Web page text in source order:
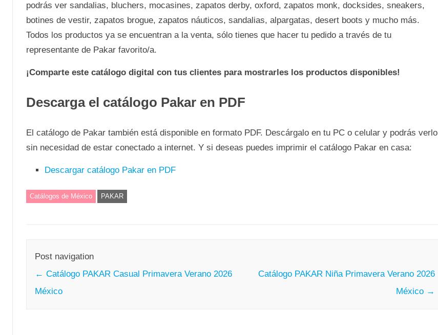
podrás ver sandalias, bluchers, mocasines, zapatos derby, oxford, zapatos monk, docksides, sneakers,
botines de vestir, zapatos brogue, zapatos náuticos, sandalias, alpargatas, desert boots y mucho más.
Todos los productos ya se encuentran a la venta, sólo tienes que hacer tu pedido a través de tu
representante de Pakar favorito/a.
¡Comparte este catálogo digital con tus clientes para mostrarles los productos disponibles!
Descarga el catálogo Pakar en PDF
El catálogo de Pakar también está disponible en formato PDF. Descárgalo en tu PC o celular y podrás verlo
sin necesidad de estar conectado a internet. Y si deseas puedes imprimir el catálogo Pakar en casa:
Descargar catálogo Pakar en PDF
Catálogos de México PAKAR
Post navigation
← Catálogo PAKAR Casual Primavera Verano 2026
México
Catálogo PAKAR Niña Primavera Verano 2026
México →